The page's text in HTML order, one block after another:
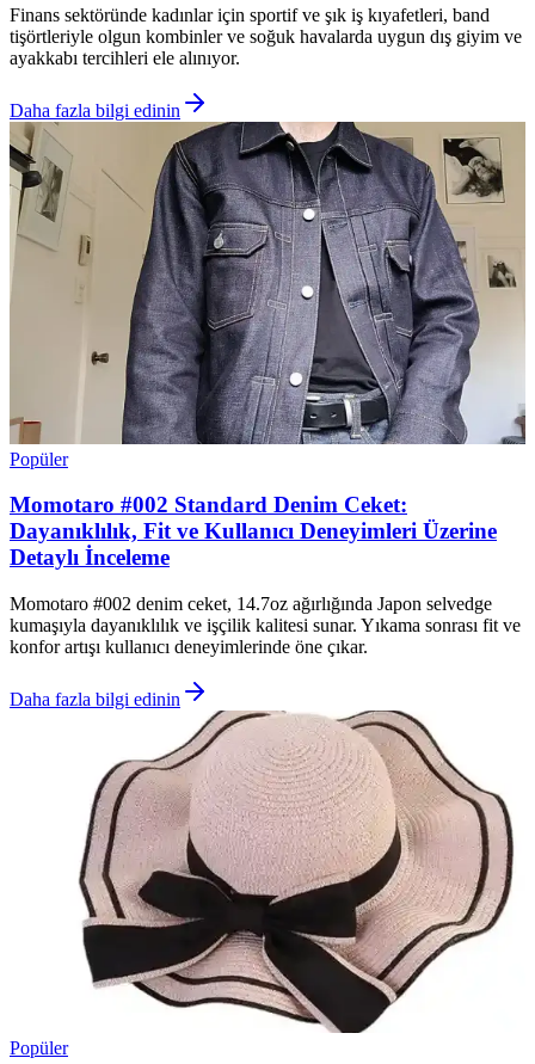
Finans sektöründe kadınlar için sportif ve şık iş kıyafetleri, band
tişörtleriyle olgun kombinler ve soğuk havalarda uygun dış giyim ve
ayakkabı tercihleri ele alınıyor.
Daha fazla bilgi edinin
Popüler
Momotaro #002 Standard Denim Ceket:
Dayanıklılık, Fit ve Kullanıcı Deneyimleri Üzerine
Detaylı İnceleme
Momotaro #002 denim ceket, 14.7oz ağırlığında Japon selvedge
kumaşıyla dayanıklılık ve işçilik kalitesi sunar. Yıkama sonrası fit ve
konfor artışı kullanıcı deneyimlerinde öne çıkar.
Daha fazla bilgi edinin
Popüler